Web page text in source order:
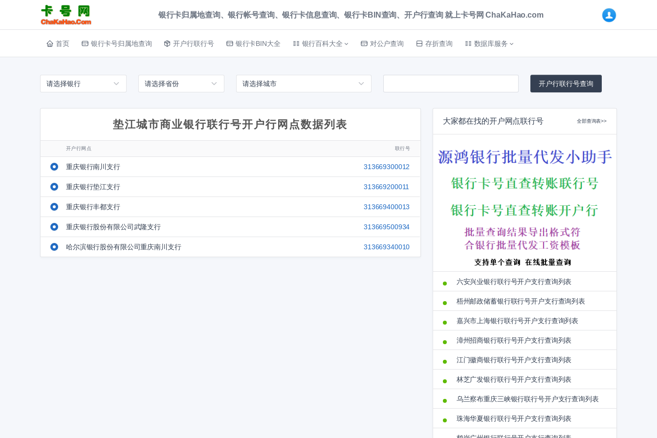
银行卡归属地查询、银行帐号查询、银行卡信息查询、银行卡BIN查询、开户行查询 就上卡号网 ChaKaHao.com
首页 银行卡号归属地查询 开户行联行号 银行卡BIN大全 银行百科大全 对公户查询 存折查询 数据库服务
垫江城市商业银行联行号开户行网点数据列表
开户行网点 联行号
重庆银行南川支行 313669300012
重庆银行垫江支行 313669200011
重庆银行丰都支行 313669400013
重庆银行股份有限公司武隆支行 313669500934
哈尔滨银行股份有限公司重庆南川支行 313669340010
大家都在找的开户网点联行号 全部查询表>>
六安兴业银行联行号开户支行查询列表
梧州邮政储蓄银行联行号开户支行查询列表
嘉兴市上海银行联行号开户支行查询列表
漳州招商银行联行号开户支行查询列表
江门徽商银行联行号开户支行查询列表
林芝广发银行联行号开户支行查询列表
乌兰察布重庆三峡银行联行号开户支行查询列表
珠海华夏银行联行号开户支行查询列表